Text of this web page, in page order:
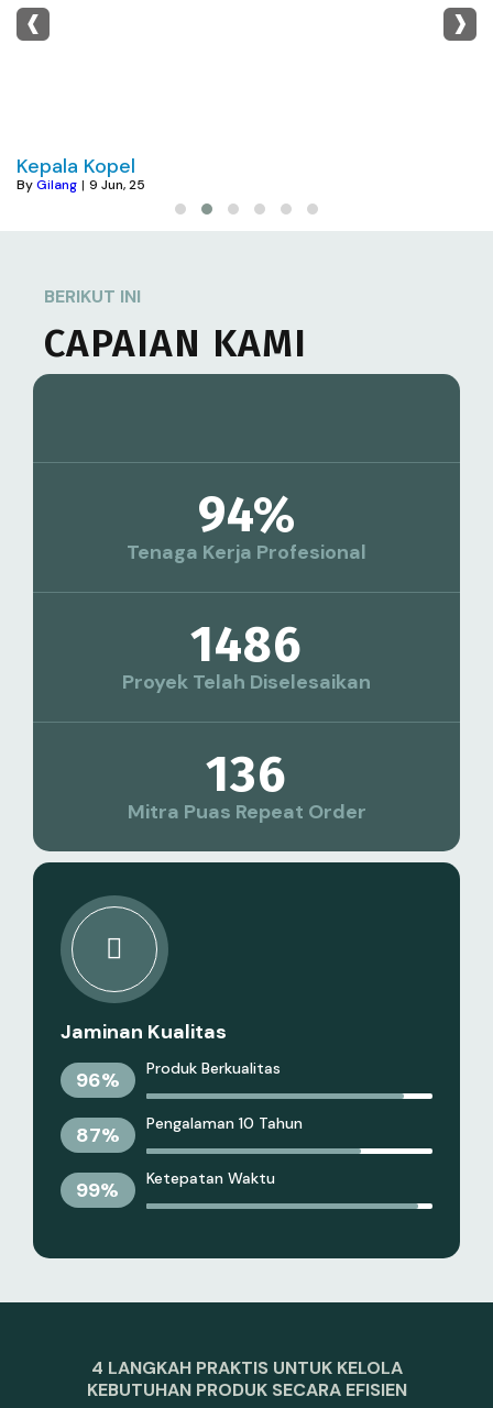
Kepala Kopel
ByGilang | 9 Jun, 25
‹ ›
BERIKUT INI
CAPAIAN KAMI
94%
Tenaga Kerja Profesional
1486
Proyek Telah Diselesaikan
136
Mitra Puas Repeat Order
Jaminan Kualitas
96% Produk Berkualitas
87% Pengalaman 10 Tahun
99% Ketepatan Waktu
4 LANGKAH PRAKTIS UNTUK KELOLA
KEBUTUHAN PRODUK SECARA EFISIEN